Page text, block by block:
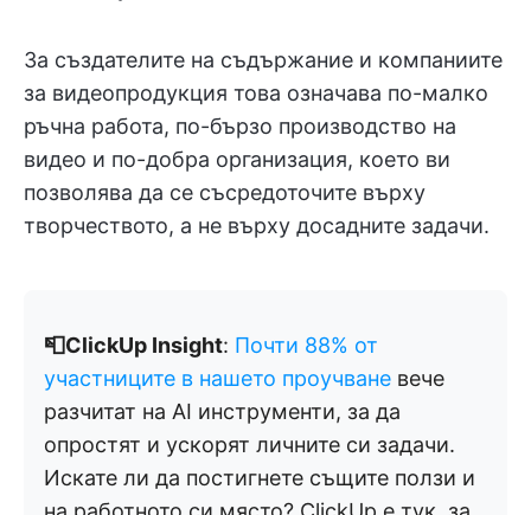
За създателите на съдържание и компаниите
за видеопродукция това означава по-малко
ръчна работа, по-бързо производство на
видео и по-добра организация, което ви
позволява да се съсредоточите върху
творчеството, а не върху досадните задачи.
📮ClickUp Insight: Почти 88% от
участниците в нашето проучване вече
разчитат на AI инструменти, за да
опростят и ускорят личните си задачи.
Искате ли да постигнете същите ползи и